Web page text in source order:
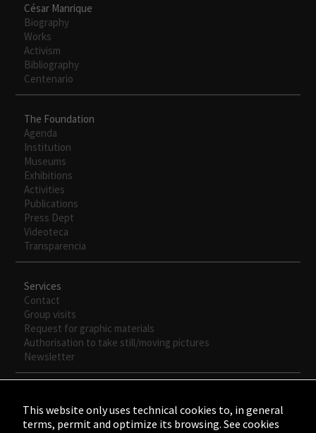
César Manrique
Biography
Works
Activism
Bibliography
Centenario
The Foundation
Agenda
Institution
Museums
Exhibitions
Activities
Publications
Press Dept
Videoteca
Transparencia
Services
Contact
Group visits
Request for graphic materials
Authorisation to take still/moving pictures
Newsletter
This website only uses technical cookies to, in general
terms, permit and optimize its browsing. See cookies